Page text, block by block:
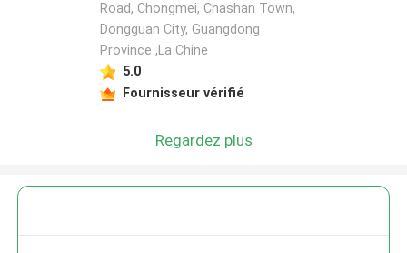
Road, Chongmei, Chashan Town,
Dongguan City, Guangdong
Province ,La Chine
5.0
Fournisseur vérifié
Regardez plus